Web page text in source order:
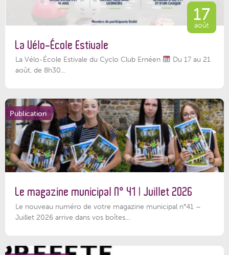
17
août
La Vélo-École Estivale
La Vélo-École Estivale du Cyclo Club Ernéen
Du 17 au 21
août, de 8h30...
Publication
Le magazine municipal N° 41 | Juillet 2026
Le nouveau numéro de votre magazine municipal n°41 –
Juillet 2026 arrive dans vos boîtes...